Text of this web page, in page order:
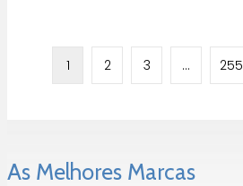
1 2 3 … 255
As Melhores Marcas